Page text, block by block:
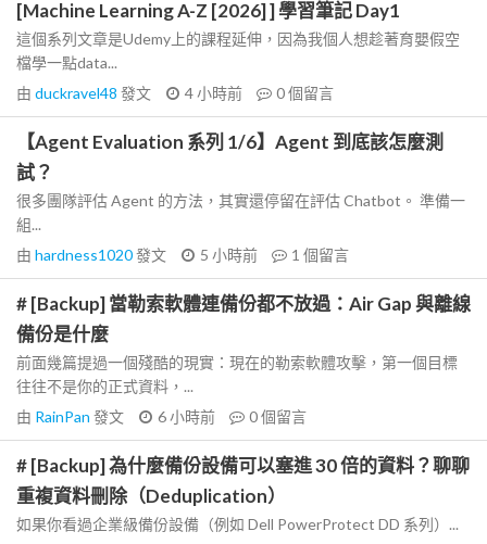
[Machine Learning A-Z [2026] ] 學習筆記 Day1
這個系列文章是Udemy上的課程延伸，因為我個人想趁著育嬰假空
檔學一點data...
由 duckravel48 發文 4 小時前 0個留言
【Agent Evaluation 系列 1/6】Agent 到底該怎麼測
試？
很多團隊評估 Agent 的方法，其實還停留在評估 Chatbot。 準備一
組...
由 hardness1020發文 5 小時前 1 個留言
# [Backup] 當勒索軟體連備份都不放過：Air Gap 與離線
備份是什麼
前面幾篇提過一個殘酷的現實：現在的勒索軟體攻擊，第一個目標
往往不是你的正式資料，...
由 RainPan 發文 6 小時前 0個留言
# [Backup] 為什麼備份設備可以塞進 30 倍的資料？聊聊
重複資料刪除（Deduplication）
如果你看過企業級備份設備（例如 Dell PowerProtect DD 系列）...